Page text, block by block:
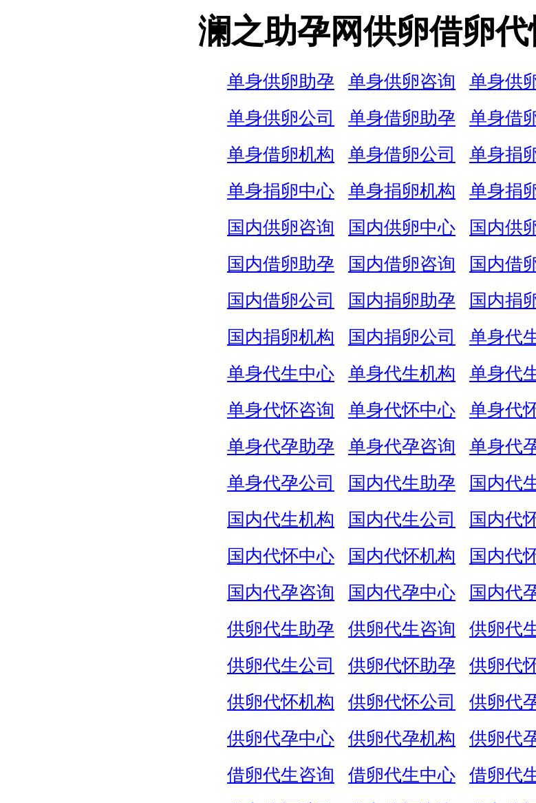
澜之助孕网供卵借卵
单身供卵助孕 单身供卵咨询 单身供
单身供卵公司
单身借卵助孕 单身借
单身借卵机构
单身借卵公司 单身捐
单身捐卵中心
单身捐卵机构 单身捐
国内供卵咨询
国内供卵中心 国内供
国内借卵助孕
国内借卵咨询 国内借
国内借卵公司
国内捐卵助孕 国内捐
国内捐卵机构
国内捐卵公司 单身代
单身代生中心
单身代生机构 单身代
单身代怀咨询
单身代怀中心 单身代
单身代孕助孕
单身代孕咨询 单身代
单身代孕公司
国内代生助孕 国内代
国内代生机构
国内代生公司 国内代
国内代怀中心
国内代怀机构 国内代
国内代孕咨询
国内代孕中心 国内代
供卵代生助孕
供卵代生咨询 供卵代
供卵代生公司
供卵代怀助孕 供卵代
供卵代怀机构
供卵代怀公司 供卵代
供卵代孕中心
供卵代孕机构 供卵代
借卵代生咨询
借卵代生中心 借卵代